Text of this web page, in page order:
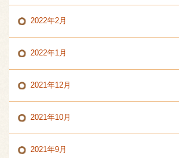
2022年2月
2022年1月
2021年12月
2021年10月
2021年9月